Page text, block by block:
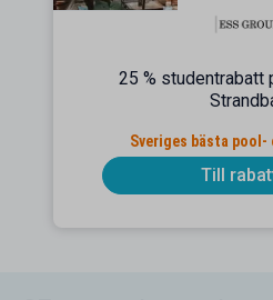
25 % studentrabatt
Sveriges bästa pool-
Till